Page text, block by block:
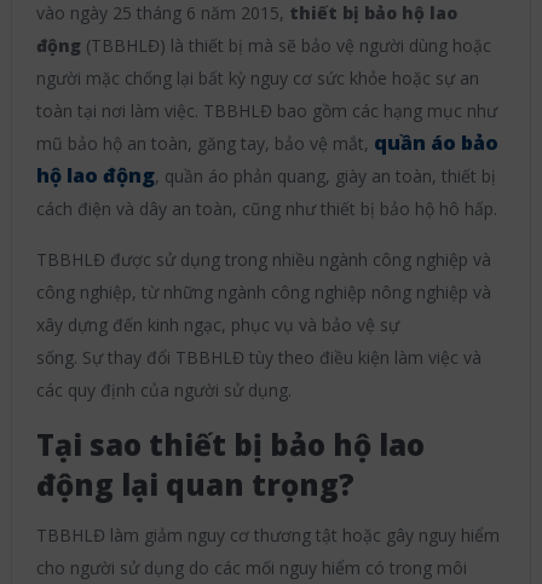
vào ngày 25 tháng 6 năm 2015, thiết bị bảo hộ lao
động (TBBHLĐ) là thiết bị mà sẽ bảo vệ người dùng hoặc
người mặc chống lại bất kỳ nguy cơ sức khỏe hoặc sự an
toàn tại nơi làm việc. TBBHLĐ bao gồm các hạng mục như
mũ bảo hộ an toàn, găng tay, bảo vệ mắt, quần áo bảo
hộ lao động, quần áo phản quang, giày an toàn, thiết bị
cách điện và dây an toàn, cũng như thiết bị bảo hộ hô hấp.
TBBHLĐ được sử dụng trong nhiều ngành công nghiệp và
công nghiệp, từ những ngành công nghiệp nông nghiệp và
xây dựng đến kinh ngạc, phục vụ và bảo vệ sự
sống. Sự thay đổi TBBHLĐ tùy theo điều kiện làm việc và
các quy định của người sử dụng.
Tại sao thiết bị bảo hộ lao
động lại quan trọng?
TBBHLĐ làm giảm nguy cơ thương tật hoặc gây nguy hiểm
cho người sử dụng do các mối nguy hiểm có trong môi